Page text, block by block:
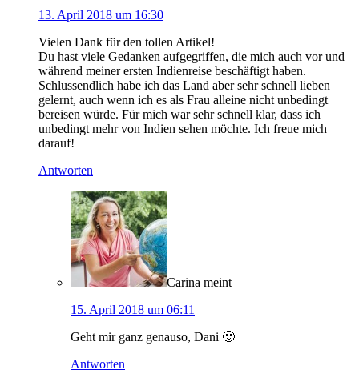
13. April 2018 um 16:30
Vielen Dank für den tollen Artikel!
Du hast viele Gedanken aufgegriffen, die mich auch vor und
während meiner ersten Indienreise beschäftigt haben.
Schlussendlich habe ich das Land aber sehr schnell lieben
gelernt, auch wenn ich es als Frau alleine nicht unbedingt
bereisen würde. Für mich war sehr schnell klar, dass ich
unbedingt mehr von Indien sehen möchte. Ich freue mich
darauf!
Antworten
Carina meint
15. April 2018 um 06:11
Geht mir ganz genauso, Dani 🙂
Antworten